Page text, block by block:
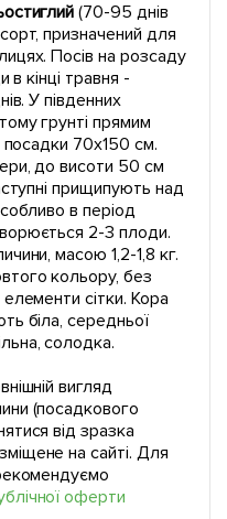
(70-95 днів
призначений для
Посів на розсаду
в кінці травня -
У південних
грунті прямим
посадки 70х150 см.
до висоти 50 см
прищипують над
в період
2-3 плоди.
масою 1,2-1,8 кг.
кольору, без
сітки. Кора
біла, середньої
солодка.
вигляд
(посадкового
від зразка
на сайті. Для
оферти